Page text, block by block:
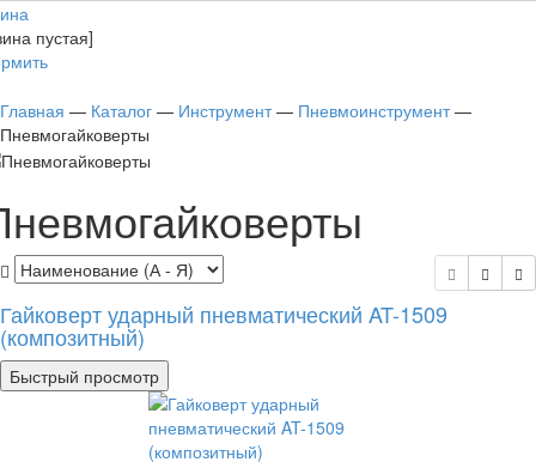
пустая]
Главная — Каталог — Инструмент — Пневмоинструмент—
Пневмогайковерты
Гайковерт ударный пневматический AT-1509
(композитный)
Быстрый просмотр